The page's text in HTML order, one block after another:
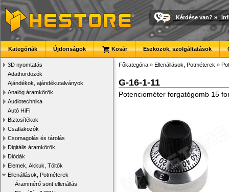
Kérdése van? »
Kategóriák Újdonságok Kosár Eszközök, szolgáltatások
3D nyomtatás
Adathordozók
Ajándékok, ajándékutalványok
Analóg áramkörök
Audiotechnika
Autó HiFi
Biztosítékok
Csatlakozók
Csomagolás és tárolás
Digitális áramkörök
Diódák
Elemek, Akkuk, Töltők
Ellenállások, Potméterek
Árammérő sönt ellenállás
Főkategória » Ellenállások, Potméterek »
G-16-1-11
Potenciométer forgatógomb 15